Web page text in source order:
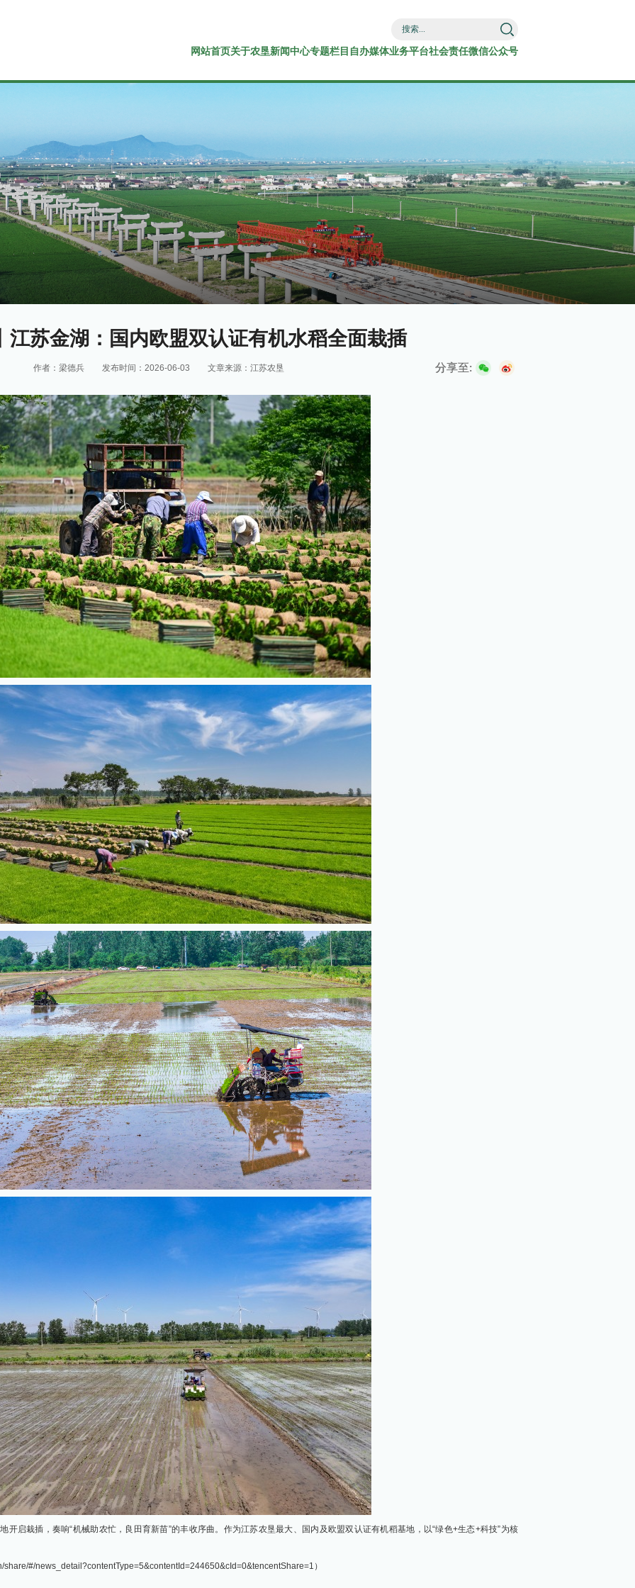
网站首页关于农垦新闻中心专题栏目 自办媒体业务平台社会责任微信公众号
江苏金湖：国内欧盟双认证有机水稻全面栽插
作者：梁德兵 发布时间：2026-06-03 文章来源：江苏农垦 分享至:
启栽插，奏响“机械助农忙，良田育新苗”的丰收序曲。作为江苏农垦最大、国内及欧盟双认证有机稻基地，以“绿色+生态+科技”为核
#/news_detail?contentType=5&contentId=244650&cId=0&tencentShare=1）